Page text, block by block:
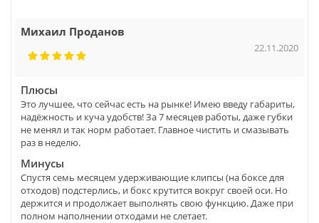
Михаил Проданов
22.11.2020
Плюсы
Это лучшее, что сейчас есть на рынке! Имею введу габариты,
надёжность и куча удобств! За 7 месяцев работы, даже губки
не менял и так норм работает. Главное чистить и смазывать
раз в неделю.
Минусы
Спустя семь месяцем удерживающие клипсы (на боксе для
отходов) подстерлись, и бокс крутится вокруг своей оси. Но
держится и продолжает выполнять свою функцию. Даже при
полном наполнении отходами не слетает.